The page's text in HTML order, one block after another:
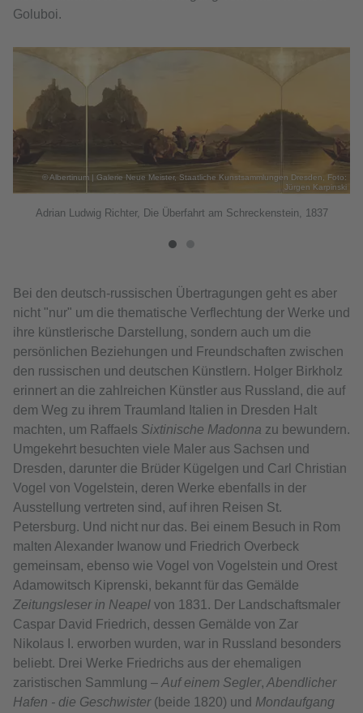
Goluboi.
© Albertinum | Galerie Neue Meister, Staatliche Kunstsammlungen Dresden, Foto:
Jürgen Karpinski
Adrian Ludwig Richter, Die Überfahrt am Schreckenstein, 1837
Bei den deutsch-russischen Übertragungen geht es aber
nicht "nur" um die thematische Verflechtung der Werke und
ihre künstlerische Darstellung, sondern auch um die
persönlichen Beziehungen und Freundschaften zwischen
den russischen und deutschen Künstlern. Holger Birkholz
erinnert an die zahlreichen Künstler aus Russland, die auf
dem Weg zu ihrem Traumland Italien in Dresden Halt
machten, um Raffaels Sixtinische Madonna zu bewundern.
Umgekehrt besuchten viele Maler aus Sachsen und
Dresden, darunter die Brüder Kügelgen und Carl Christian
Vogel von Vogelstein, deren Werke ebenfalls in der
Ausstellung vertreten sind, auf ihren Reisen St.
Petersburg. Und nicht nur das. Bei einem Besuch in Rom
malten Alexander Iwanow und Friedrich Overbeck
gemeinsam, ebenso wie Vogel von Vogelstein und Orest
Adamowitsch Kiprenski, bekannt für das Gemälde
Zeitungsleser in Neapel von 1831. Der Landschaftsmaler
Caspar David Friedrich, dessen Gemälde von Zar
Nikolaus I. erworben wurden, war in Russland besonders
beliebt. Drei Werke Friedrichs aus der ehemaligen
zaristischen Sammlung – Auf einem Segler, Abendlicher
Hafen - die Geschwister(beide 1820) und Mondaufgang